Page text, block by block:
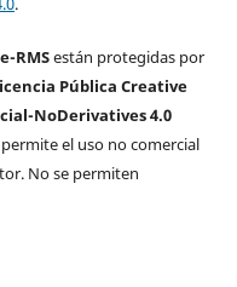
e-RMSestán protegidas por
Pública Creative
NoDerivatives 4.0
permite el uso no comercial
No se permiten